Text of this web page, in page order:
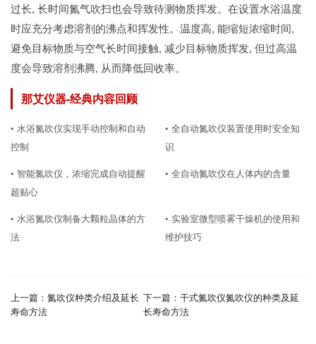
过长, 长时间氮气吹扫也会导致待测物质挥发。在设置水浴温度
时应充分考虑溶剂的沸点和挥发性。温度高, 能缩短浓缩时间,
避免目标物质与空气长时间接触, 减少目标物质挥发, 但过高温
度会导致溶剂沸腾, 从而降低回收率。
那艾仪器-经典内容回顾
• 水浴氮吹仪实现手动控制和自动
控制
• 全自动氮吹仪装置使用时安全知
识
• 智能氮吹仪，浓缩完成自动提醒
超贴心
• 全自动氮吹仪在人体内的含量
• 水浴氮吹仪制备大颗粒晶体的方
法
• 实验室微型喷雾干燥机的使用和
维护技巧
上一篇： 氮吹仪种类介绍及延长
寿命方法
下一篇：干式氮吹仪氮吹仪的种类及延
长寿命方法